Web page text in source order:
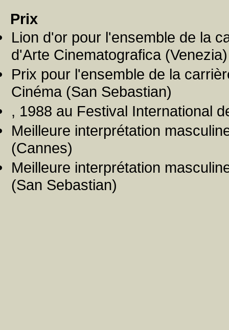
Prix
Lion d'or pour l'ensemble de la
d'Arte Cinematografica (Venezia)
Prix pour l'ensemble de la
Cinéma (San Sebastian)
, 1988 au Festival International
Meilleure interprétation
(Cannes)
Meilleure interprétation
(San Sebastian)